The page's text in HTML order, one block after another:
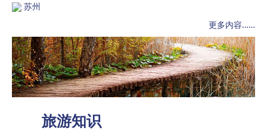
苏州
更多内容……
旅游知识